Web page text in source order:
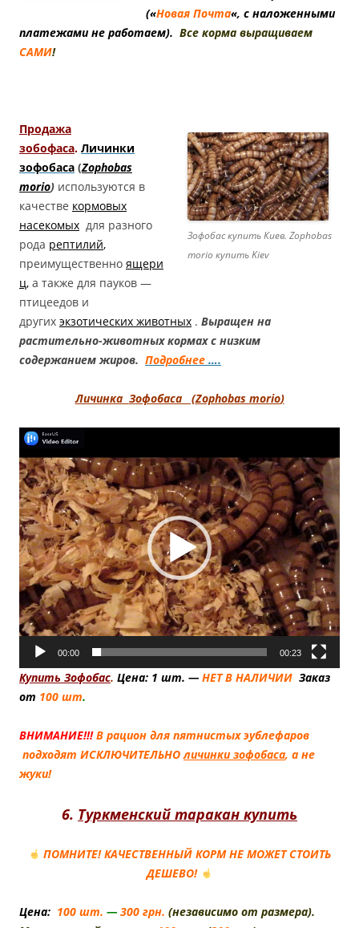
(«Новая Почта«, с наложенными
платежами не работаем). Все корма выращиваем
САМИ!
Зофобас купить Киев. Zophobas
morio купить Kiev
Продажа
зобофаса. Личинки
зофобаса (Zophobas
morio) используются в
качестве кормовых
насекомых для разного
рода рептилий,
преимущественно ящери
ц, а также для пауков —
птицеедов и
других экзотических животных . Выращен на
растительно-животных кормах с низким
содержанием жиров. Подробнее ….
Личинка Зофобаса (Zophobas morio)
Видеоплеер
00:00 00:23
Купить Зофобас. Цена: 1 шт. — НЕТ В НАЛИЧИИ Заказ
от 100 шт.
ВНИМАНИЕ!!!В рацион для пятнистых эублефаров
подходят ИСКЛЮЧИТЕЛЬНО личинки зофобаса, а не
жуки!
6. Туркменский таракан купить
ПОМНИТЕ! КАЧЕСТВЕННЫЙ КОРМ НЕ МОЖЕТ СТОИТЬ
ДЕШЕВО!
Цена: 100 шт. — 300 грн. (независимо от размера).